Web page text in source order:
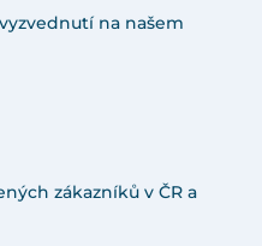
na našem
zákazníků v ČR a